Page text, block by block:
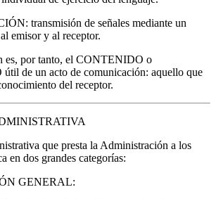
transmisión de señales mediante un
emisor y al receptor.
es, por tanto, el CONTENIDO o
de un acto de comunicación: aquello que
del receptor.
que presta la Administración a los
en dos grandes categorías:
GENERAL: